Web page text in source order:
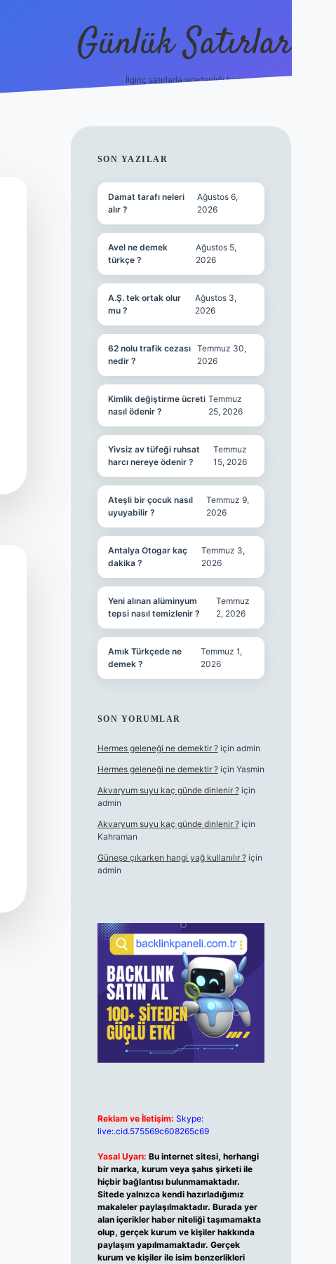
Günlük Satırlar
İlginç satırlarla sıradanlığı boz.
SIDEBAR
SON YAZILAR
Damat tarafı neleri
alır ?
Ağustos 6,
2026
Avel ne demek
türkçe ?
Ağustos 5,
2026
A.Ş. tek ortak olur
mu ?
Ağustos 3,
2026
62 nolu trafik cezası
nedir ?
Temmuz 30,
2026
Kimlik değiştirme ücreti
nasıl ödenir ?
Temmuz
25, 2026
Yivsiz av tüfeği ruhsat
harcı nereye ödenir ?
Temmuz
15, 2026
Ateşli bir çocuk nasıl
uyuyabilir ?
Temmuz 9,
2026
Antalya Otogar kaç
dakika ?
Temmuz 3,
2026
Yeni alınan alüminyum
tepsi nasıl temizlenir ?
Temmuz
2, 2026
Amık Türkçede ne
demek ?
Temmuz 1,
2026
SON YORUMLAR
Hermes geleneği ne demektir ?için admin
Hermes geleneği ne demektir ?için Yasmin
Akvaryum suyu kaç günde dinlenir ?için
admin
Akvaryum suyu kaç günde dinlenir ?için
Kahraman
Güneşe çıkarken hangi yağ kullanılır ?için
admin
Reklam ve İletişim: Skype:
live:.cid.575569c608265c69
Yasal Uyarı: Bu internet sitesi, herhangi
bir marka, kurum veya şahıs şirketi ile
hiçbir bağlantısı bulunmamaktadır.
Sitede yalnızca kendi hazırladığımız
makaleler paylaşılmaktadır. Burada yer
alan içerikler haber niteliği taşımamakta
olup, gerçek kurum ve kişiler hakkında
paylaşım yapılmamaktadır. Gerçek
kurum ve kişiler ile isim benzerlikleri
vdcasino